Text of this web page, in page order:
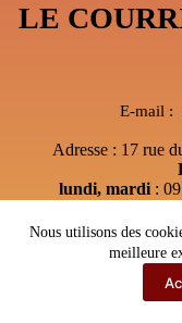
Nous utilisons des
meilleure
LE
E-mail :
Adresse : 17 rue
lundi, mardi:
jeudi: Après-
vendredi
Copyright ©